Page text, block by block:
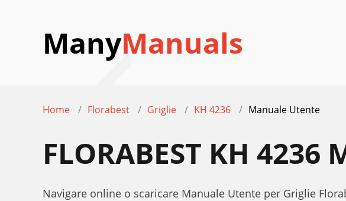
ManyManuals
Home Florabest Griglie KH 4236 Manuale Utente
FLORABEST KH 4236
Navigare online o scaricare Manuale Utente per Griglie